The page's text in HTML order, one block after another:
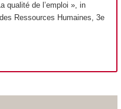
qualité de l’emploi », in
Ressources Humaines, 3e